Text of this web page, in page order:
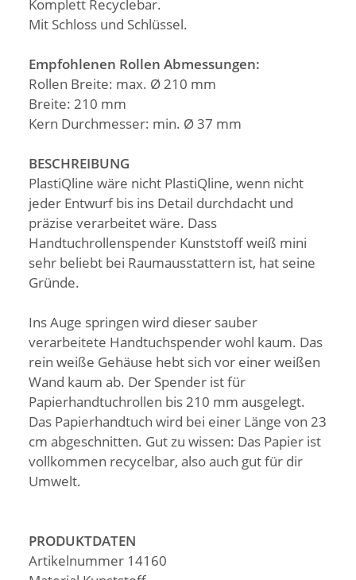
Komplett Recyclebar.
Mit Schloss und Schlüssel.
Empfohlenen Rollen Abmessungen:
Rollen Breite: max. Ø 210 mm
Breite: 210 mm
Kern Durchmesser: min. Ø 37 mm
BESCHREIBUNG
PlastiQline wäre nicht PlastiQline, wenn nicht
jeder Entwurf bis ins Detail durchdacht und
präzise verarbeitet wäre. Dass
Handtuchrollenspender Kunststoff weiß mini
sehr beliebt bei Raumausstattern ist, hat seine
Gründe.
Ins Auge springen wird dieser sauber
verarbeitete Handtuchspender wohl kaum. Das
rein weiße Gehäuse hebt sich vor einer weißen
Wand kaum ab. Der Spender ist für
Papierhandtuchrollen bis 210 mm ausgelegt.
Das Papierhandtuch wird bei einer Länge von 23
cm abgeschnitten. Gut zu wissen: Das Papier ist
vollkommen recycelbar, also auch gut für dir
Umwelt.
PRODUKTDATEN
Artikelnummer 14160